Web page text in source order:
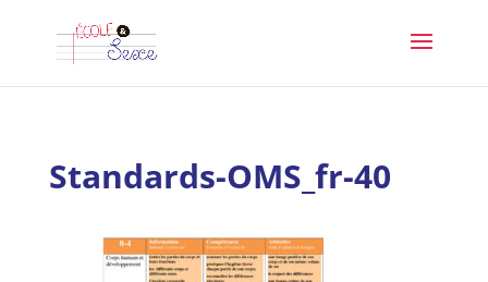
Standards-OMS_fr-40